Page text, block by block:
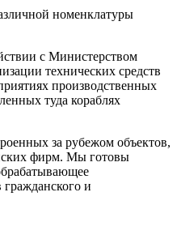
номенклатуры
с Министерством
технических средств
производственных
туда кораблях
за рубежом объектов,
фирм. Мы готовы
и